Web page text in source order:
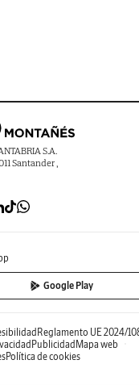
S.A.
Santander ,
Google Play
Reglamento UE 2024/
PublicidadMapa web
Política de cookies